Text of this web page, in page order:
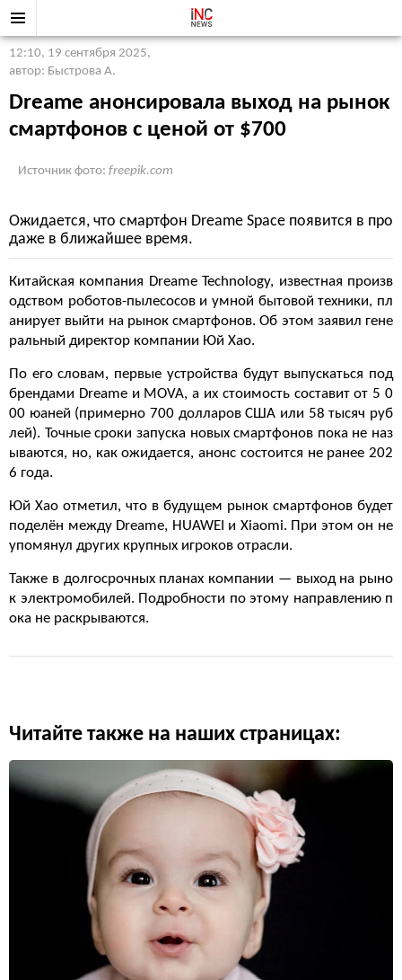
12:10, 19 сентября 2025,
автор: Быстрова А.
Dreame анонсировала выход на рынок
смартфонов с ценой от $700
Источник фото: freepik.com
Ожидается, что смартфон Dreame Space появится в про
даже в ближайшее время.
Китайская компания Dreame Technology, известная произв
одством роботов-пылесосов и умной бытовой техники, пл
анирует выйти на рынок смартфонов. Об этом заявил гене
ральный директор компании Юй Хао.
По его словам, первые устройства будут выпускаться под
брендами Dreame и MOVA, а их стоимость составит от 5 0
00 юаней (примерно 700 долларов США или 58 тысяч руб
лей). Точные сроки запуска новых смартфонов пока не наз
ываются, но, как ожидается, анонс состоится не ранее 202
6 года.
Юй Хао отметил, что в будущем рынок смартфонов будет
поделён между Dreame, HUAWEI и Xiaomi. При этом он не
упомянул других крупных игроков отрасли.
Также в долгосрочных планах компании — выход на рыно
к электромобилей. Подробности по этому направлению п
ока не раскрываются.
Читайте также на наших страницах: